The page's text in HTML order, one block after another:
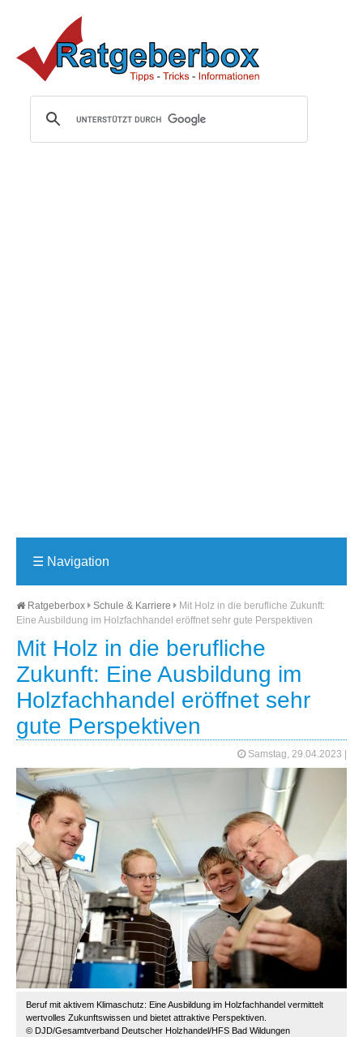
☰ Navigation
Ratgeberbox Schule & Karriere
Mit Holz in die berufliche Zukunft:
Eine Ausbildung im Holzfachhandel eröffnet sehr gute Perspektiven
Mit Holz in die berufliche
Zukunft: Eine Ausbildung im
Holzfachhandel eröffnet sehr
gute Perspektiven
Samstag, 29.04.2023
Beruf mit aktivem Klimaschutz: Eine Ausbildung im Holzfachhandel vermittelt
wertvolles Zukunftswissen und bietet attraktive Perspektiven.
© DJD/Gesamtverband Deutscher Holzhandel/HFS Bad Wildungen